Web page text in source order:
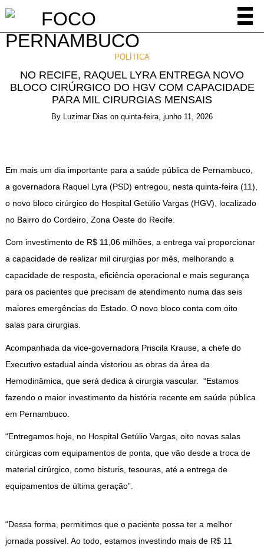
POLÍTICA
NO RECIFE, RAQUEL LYRA ENTREGA NOVO
BLOCO CIRÚRGICO DO HGV COM CAPACIDADE
PARA MIL CIRURGIAS MENSAIS
By Luzimar Dias on quinta-feira, junho 11, 2026
Em mais um dia importante para a saúde pública de Pernambuco,
a governadora Raquel Lyra (PSD) entregou, nesta quinta-feira (11),
o novo bloco cirúrgico do Hospital Getúlio Vargas (HGV), localizado
no Bairro do Cordeiro, Zona Oeste do Recife.
Com investimento de R$ 11,06 milhões, a entrega vai proporcionar
a capacidade de realizar mil cirurgias por mês, melhorando a
capacidade de resposta, eficiência operacional e mais segurança
para os pacientes que precisam de atendimento numa das seis
maiores emergências do Estado. O novo bloco conta com oito
salas para cirurgias.
Acompanhada da vice-governadora Priscila Krause, a chefe do
Executivo estadual ainda vistoriou as obras da área da
Hemodinâmica, que será dedica à cirurgia vascular. “Estamos
fazendo o maior investimento da história recente em saúde pública
em Pernambuco.
“Entregamos hoje, no Hospital Getúlio Vargas, oito novas salas
cirúrgicas com equipamentos de ponta, que vão desde a troca de
material cirúrgico, como bisturis, tesouras, até a entrega de
equipamentos de última geração”.
“Dessa forma, permitimos que o paciente possa ter a melhor
jornada possível. Ao todo, estamos investindo mais de R$ 11